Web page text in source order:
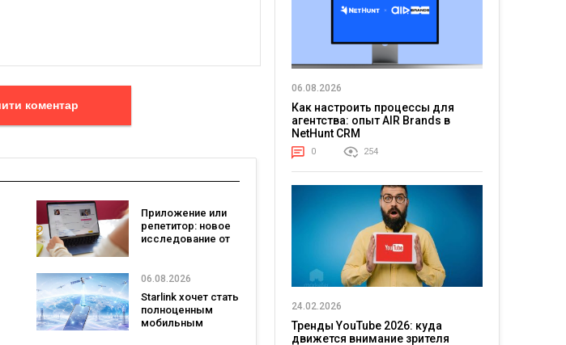
Залишити коментар
Приложение или
репетитор: новое
исследование от
помогает
заговорить на
иностранном
языке
06.08.2026
Starlink хочет стать
полноценным
мобильным
06.08.2026
Как настроить процессы для
агентства: опыт AIR Brands в
NetHunt CRM
0 254
24.02.2026
Тренды YouTube 2026: куда
движется внимание зрителя